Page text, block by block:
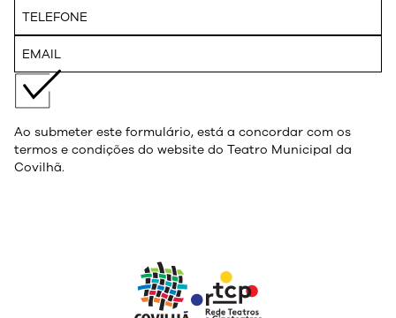
Ao submeter este formulário, está a concordar com os
termos e condições do website do Teatro Municipal da
Covilhã.